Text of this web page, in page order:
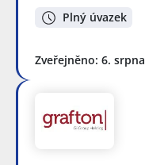
Plný úvazek
Zveřejněno: 6. srpna